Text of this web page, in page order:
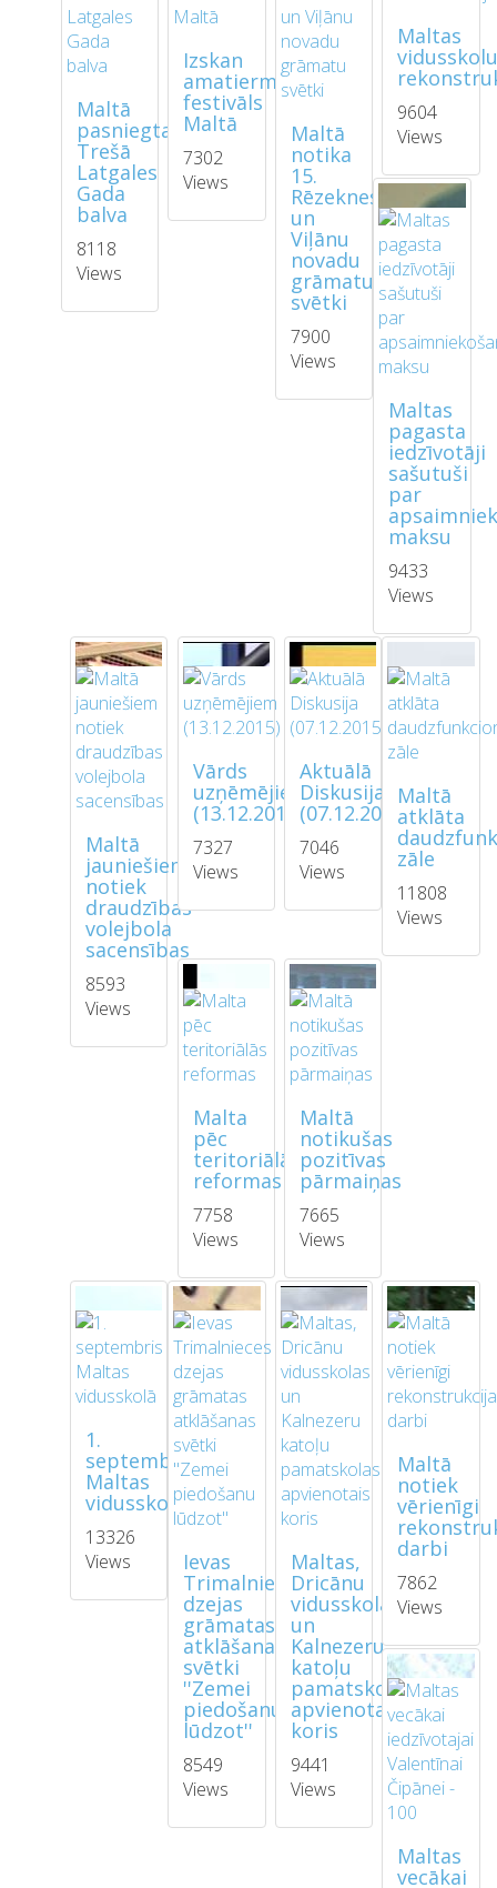
Maltā
pasniegta
Trešā
Latgales
Gada
balva
8118
Views
Izskan
amatiermākslas
festivāls
Maltā
7302
Views
Maltā
notika
15.
Rēzeknes
un
Viļānu
novadu
grāmatu
svētki
7900
Views
Maltas
9604
Views
Maltas
pagasta
iedzīvotāji
sašutuši
par
maksu
9433
Views
Maltā
jauniešiem
notiek
draudzības
volejbola
sacensības
8593
Views
Vārds
uzņēmējiem
(13.12.2015)
7327
Views
Aktuālā
Diskusija
(07.12.2015)
7046
Views
Maltā
atklāta
zāle
11808
Views
Malta
pēc
teritoriālās
reformas
7758
Views
Maltā
notikušas
pozitīvas
pārmaiņas
7665
Views
1.
septembris
Maltas
vidusskolā
13326
Views
Ievas
Trimalnieces
dzejas
grāmatas
atklāšanas
svētki
''Zemei
piedošanu
lūdzot''
8549
Views
Maltas,
Dricānu
vidusskolas
un
Kalnezeru
katoļu
pamatskolas
apvienotais
koris
9441
Views
Maltā
notiek
vērienīgi
darbi
7862
Views
Maltas
vecākai